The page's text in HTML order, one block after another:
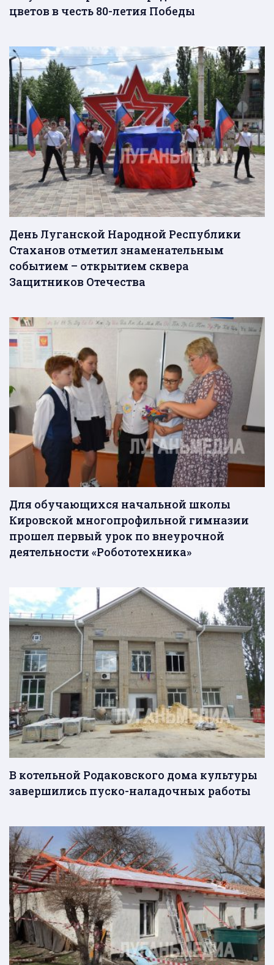
цветов в честь 80-летия Победы
День Луганской Народной Республики
Стаханов отметил знаменательным
событием – открытием сквера
Защитников Отечества
Для обучающихся начальной школы
Кировской многопрофильной гимназии
прошел первый урок по внеурочной
деятельности «Робототехника»
В котельной Родаковского дома культуры
завершились пуско-наладочных работы